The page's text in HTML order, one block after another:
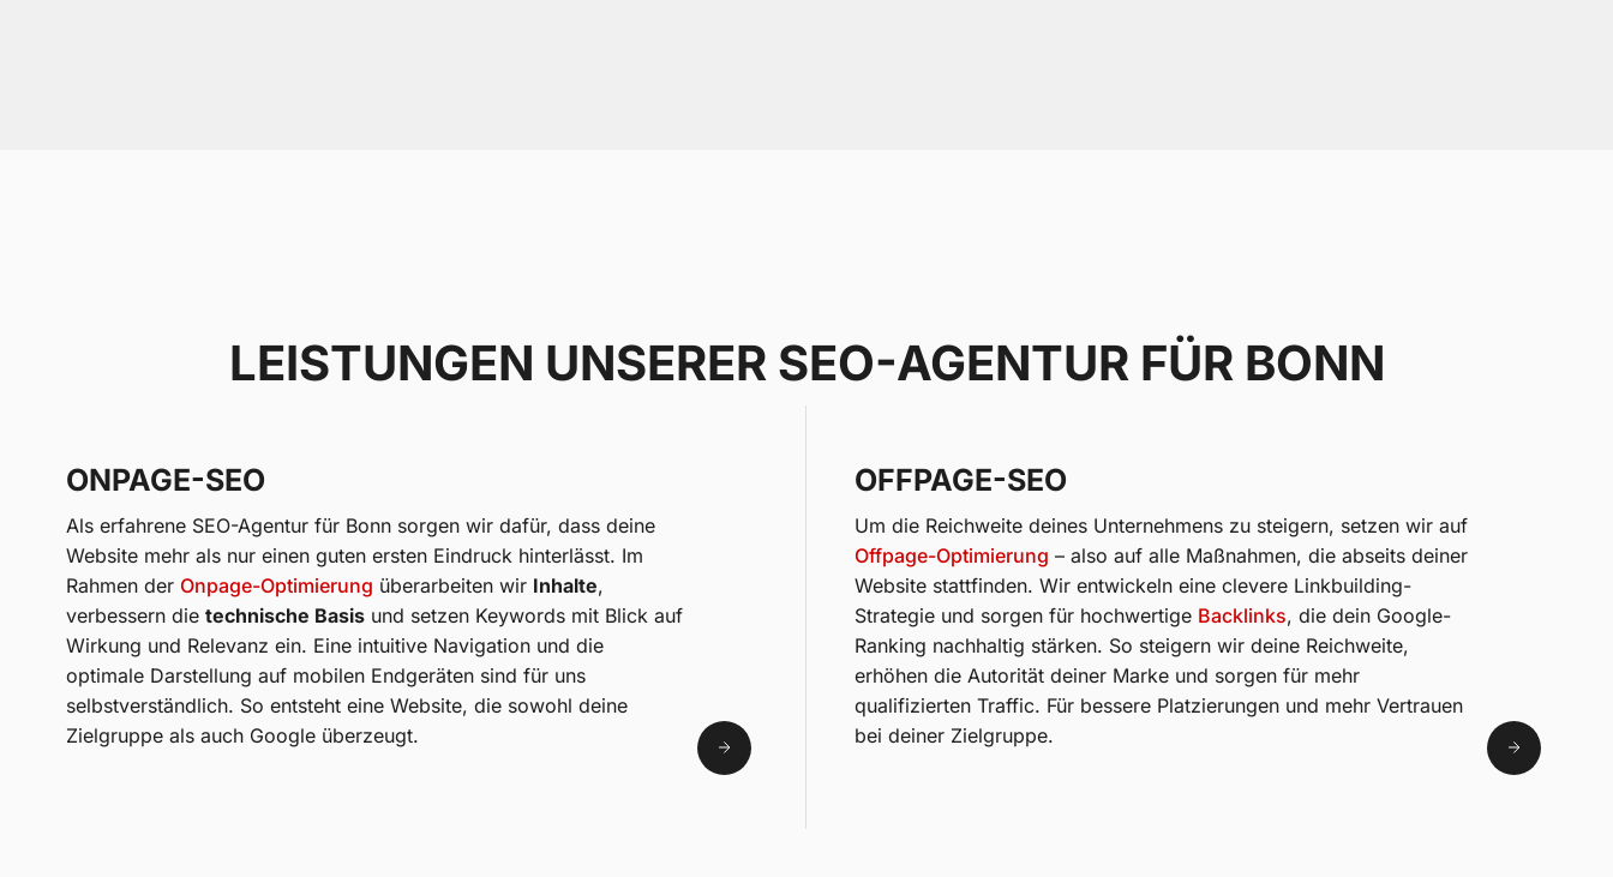
LEISTUNGEN UNSERER SEO-AGENTUR FÜR BONN
ONPAGE-SEO
Als erfahrene SEO-Agentur für Bonn sorgen wir dafür, dass deine
Website mehr als nur einen guten ersten Eindruck hinterlässt. Im
Rahmen der Onpage-Optimierung überarbeiten wir Inhalte,
verbessern die technische Basis und setzen Keywords mit Blick auf
Wirkung und Relevanz ein. Eine intuitive Navigation und die
optimale Darstellung auf mobilen Endgeräten sind für uns
selbstverständlich. So entsteht eine Website, die sowohl deine
Zielgruppe als auch Google überzeugt.
OFFPAGE-SEO
Um die Reichweite deines Unternehmens zu steigern, setzen wir auf
Offpage-Optimierung – also auf alle Maßnahmen, die abseits deiner
Website stattfinden. Wir entwickeln eine clevere Linkbuilding-
Strategie und sorgen für hochwertige Backlinks, die dein Google-
Ranking nachhaltig stärken. So steigern wir deine Reichweite,
erhöhen die Autorität deiner Marke und sorgen für mehr
qualifizierten Traffic. Für bessere Platzierungen und mehr Vertrauen
bei deiner Zielgruppe.